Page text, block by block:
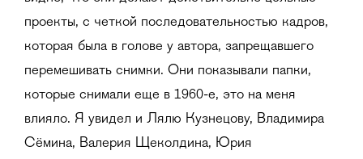
проекты, с четкой последовательностью кадров,
которая была в голове у автора, запрещавшего
перемешивать снимки. Они показывали папки,
которые снимали еще в 1960-е, это на меня
влияло. Я увидел и Лялю Кузнецову, Владимира
Сёмина, Валерия Щеколдина, Юрия